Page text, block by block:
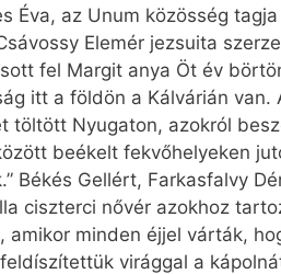
Éva, az Unum közösség
Elemér jezsuita
fel Margit anya Öt év
itt a földön a Kálvárián van.
töltött Nyugaton, azokról
beékelt fekvőhelyeken
Békés Gellért, Farkasfalvy
ciszterci nővér azokhoz
minden éjjel várták,
virággal a